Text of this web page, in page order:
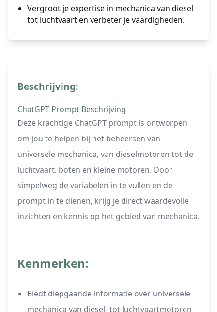
Vergroot je expertise in mechanica van diesel
tot luchtvaart en verbeter je vaardigheden.
Beschrijving:
ChatGPT Prompt Beschrijving
Deze krachtige ChatGPT prompt is ontworpen
om jou te helpen bij het beheersen van
universele mechanica, van dieselmotoren tot de
luchtvaart, boten en kleine motoren. Door
simpelweg de variabelen in te vullen en de
prompt in te dienen, krijg je direct waardevolle
inzichten en kennis op het gebied van mechanica.
Kenmerken:
Biedt diepgaande informatie over universele
mechanica van diesel- tot luchtvaartmotoren